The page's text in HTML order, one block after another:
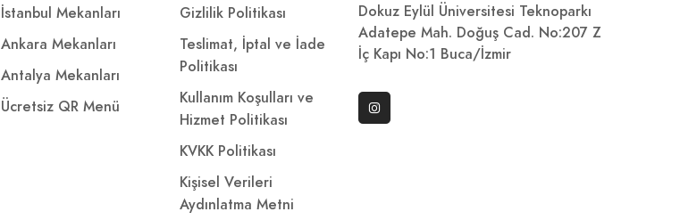
İstanbul Mekanları
Ankara Mekanları
Antalya Mekanları
Ücretsiz QR Menü
Gizlilik Politikası
Teslimat, İptal ve İade
Politikası
Kullanım Koşulları ve
Hizmet Politikası
KVKK Politikası
Kişisel Verileri
Aydınlatma Metni
Dokuz Eylül Üniversitesi Teknoparkı
Adatepe Mah. Doğuş Cad. No:207 Z
İç Kapı No:1 Buca/İzmir